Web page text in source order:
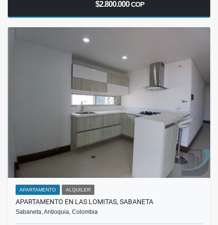
$2.800.000COP
APARTAMENTO ALQUILER
APARTAMENTO EN LAS LOMITAS, SABANETA
Sabaneta, Antioquia, Colombia